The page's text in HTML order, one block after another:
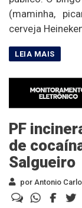
(maminha,
cerveja
PF
de
Salgueiro
por Antonio